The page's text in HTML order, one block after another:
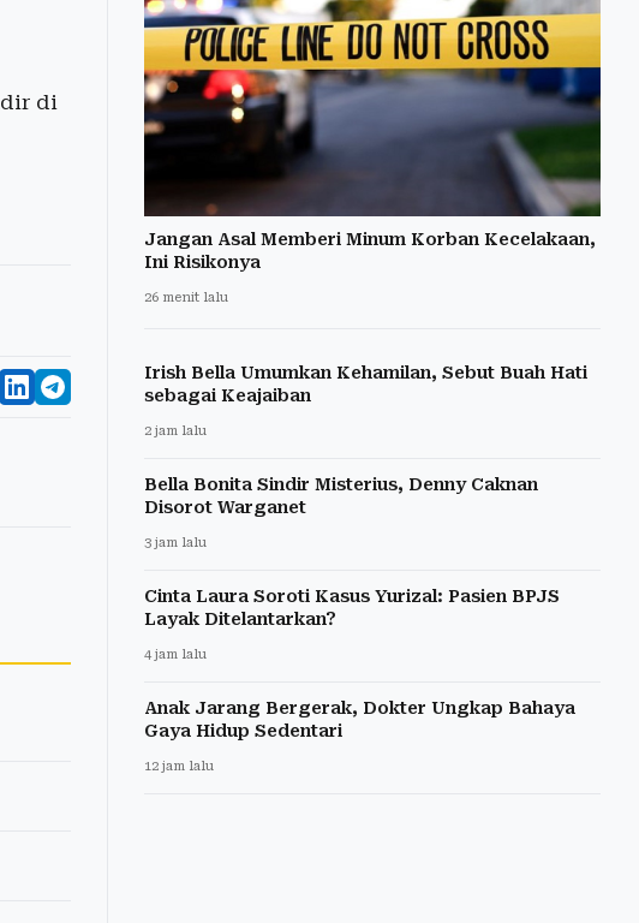
di
Jangan Asal Memberi Minum Korban Kecelakaan,
Ini Risikonya
26 menit lalu
Irish Bella Umumkan Kehamilan, Sebut Buah Hati
sebagai Keajaiban
2 jam lalu
Bella Bonita Sindir Misterius, Denny Caknan
Disorot Warganet
3 jam lalu
Cinta Laura Soroti Kasus Yurizal: Pasien BPJS
Layak Ditelantarkan?
4 jam lalu
Anak Jarang Bergerak, Dokter Ungkap Bahaya
Gaya Hidup Sedentari
12 jam lalu